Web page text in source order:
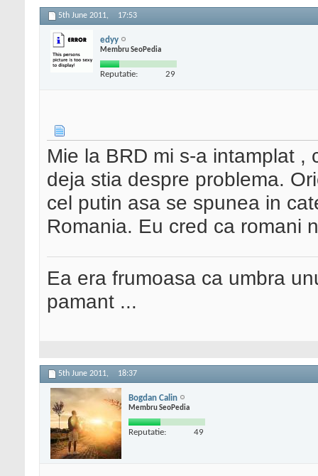
5th June 2011, 17:53
edyy
Membru SeoPedia
Reputatie: 29
Mie la BRD mi s-a intamplat
deja stia despre problema.
cel putin asa se spunea in
Romania. Eu cred ca romani
Ea era frumoasa ca umbra
pamant ...
5th June 2011, 18:37
Bogdan Calin
Membru SeoPedia
Reputatie: 49